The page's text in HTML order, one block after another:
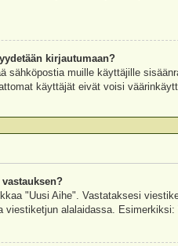
kirjautumaan?
sähköpostia muille käyttäjille
käyttäjät eivät voisi
"Uusi Aihe". Vastataksesi
alalaidassa.